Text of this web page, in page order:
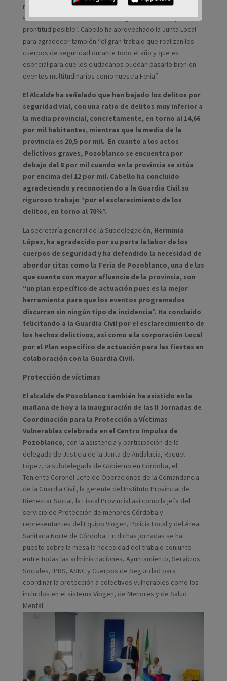
necesario “trabajar unidos y coordinados con el fin de
solucionar cualquier tipo de emergencia con la mayor
prontitud posible”. Cabello ha aprovechado la Junta Local
para agradecer también “el gran trabajo que realizan los
cuerpos de seguridad durante todo el año y que es
esencial para que los ciudadanos puedan pasarlo bien en
eventos multitudinarios como nuestra Feria”.
El Alcalde ha señalado que han bajado los delitos por
seguridad vial, con una ratio de delitos muy inferior a
la media provincial, concretamente, en torno al 14,66
por mil habitantes, mientras que la media de la
provincia es 20,5 por mil. En cuanto a los actos
delictivos graves, Pozoblanco se encuentra por
debajo del 8 por mil cuando en la provincia se sitúa
por encima del 12 por mil. Cabello ha concluido
agradeciendo y reconociendo a la Guardia Civil su
riguroso trabajo “por el esclarecimiento de los
delitos, en torno al 70%”.
La secretaría general de la Subdelegación, Herminia
López, ha agradecido por su parte la labor de los
cuerpos de seguridad y ha defendido la necesidad de
abordar citas como la Feria de Pozoblanco, una de las
que cuenta con mayor afluencia de la provincia, con
“un plan específico de actuación pues es la mejor
herramienta para que los eventos programados
discurran sin ningún tipo de incidencia”. Ha concluido
felicitando a la Guardia Civil por el esclarecimiento de
los hechos delictivos, así como a la corporación Local
por el Plan específico de actuación para las fiestas en
colaboración con la Guardia Civil.
Protección de víctimas
El alcalde de Pozoblanco también ha asistido en la
mañana de hoy a la inauguración de las II Jornadas de
Coordinación para la Protección a Víctimas
Vulnerables celebrada en el Centro Impulsa de
Pozoblanco, con la asistencia y participación de la
delegada de Justicia de la Junta de Andalucía, Raquel
López, la subdelegada de Gobierno en Córdoba, el
Teniente Coronel Jefe de Operaciones de la Comandancia
de la Guardia Civil, la gerente del Instituto Provincial de
Bienestar Social, la Fiscal Provincial así como la jefa del
servicio de Protección de menores Córdoba y
representantes del Equipo Viogen, Policía Local y del Área
Sanitaria Norte de Córdoba. En dichas jornadas se ha
puesto sobre la mesa la necesidad del trabajo conjunto
entre todas las administraciones, Ayuntamiento, Servicios
Sociales, IPBS, ASNC y Cuerpos de Seguridad para
coordinar la protección a colectivos vulnerables como los
incluidos en el sistema Viogen, de Menores y de Salud
Mental.